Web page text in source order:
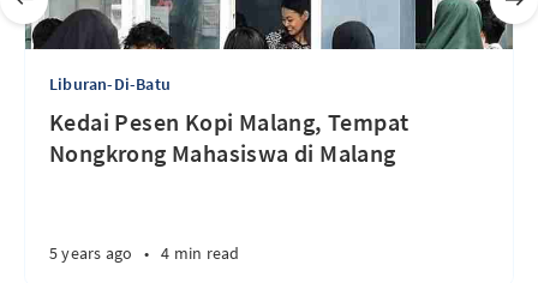
Liburan-Di-Batu
Kedai Pesen Kopi Malang, Tempat
Nongkrong Mahasiswa di Malang
5 years ago • 4 min read